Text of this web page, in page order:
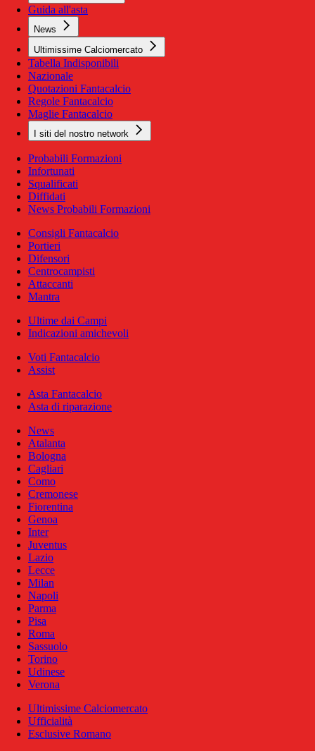
Guida all'asta
News
Ultimissime Calciomercato
Tabella Indisponibili
Nazionale
Quotazioni Fantacalcio
Regole Fantacalcio
Maglie Fantacalcio
I siti del nostro network
Probabili Formazioni
Infortunati
Squalificati
Diffidati
News Probabili Formazioni
Consigli Fantacalcio
Portieri
Difensori
Centrocampisti
Attaccanti
Mantra
Ultime dai Campi
Indicazioni amichevoli
Voti Fantacalcio
Assist
Asta Fantacalcio
Asta di riparazione
News
Atalanta
Bologna
Cagliari
Como
Cremonese
Fiorentina
Genoa
Inter
Juventus
Lazio
Lecce
Milan
Napoli
Parma
Pisa
Roma
Sassuolo
Torino
Udinese
Verona
Ultimissime Calciomercato
Ufficialità
Esclusive Romano